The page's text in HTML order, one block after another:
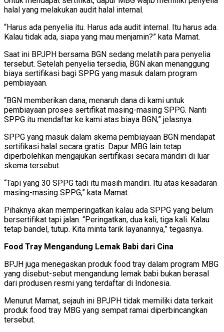
halal yang melakukan audit halal internal.
“Harus ada penyelia itu. Harus ada audit internal. Itu harus ada.
Kalau tidak ada, siapa yang mau menjamin?” kata Mamat.
Saat ini BPJPH bersama BGN sedang melatih para penyelia
tersebut. Setelah penyelia tersedia, BGN akan menanggung
biaya sertifikasi bagi SPPG yang masuk dalam program
pembiayaan.
“BGN memberikan dana, menaruh dana di kami untuk
pembiayaan proses sertifikat masing-masing SPPG. Nanti
SPPG itu mendaftar ke kami atas biaya BGN,” jelasnya.
SPPG yang masuk dalam skema pembiayaan BGN mendapat
sertifikasi halal secara gratis. Dapur MBG lain tetap
diperbolehkan mengajukan sertifikasi secara mandiri di luar
skema tersebut.
“Tapi yang 30 SPPG tadi itu masih mandiri. Itu atas kesadaran
masing-masing SPPG,” kata Mamat.
Pihaknya akan memperingatkan kalau ada SPPG yang belum
bersertifikat tapi jalan. “Peringatkan, dua kali, tiga kali. Kalau
tetap bandel, tutup. Kita minta tarik layanannya,” tegasnya.
Food Tray Mengandung Lemak Babi dari Cina
BPJH juga menegaskan produk food tray dalam program MBG
yang disebut-sebut mengandung lemak babi bukan berasal
dari produsen resmi yang terdaftar di Indonesia.
Menurut Mamat, sejauh ini BPJPH tidak memiliki data terkait
produk food tray MBG yang sempat ramai diperbincangkan
tersebut.